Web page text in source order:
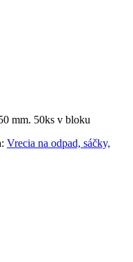
mm. 50ks v bloku
Vrecia na odpad, sáčky,